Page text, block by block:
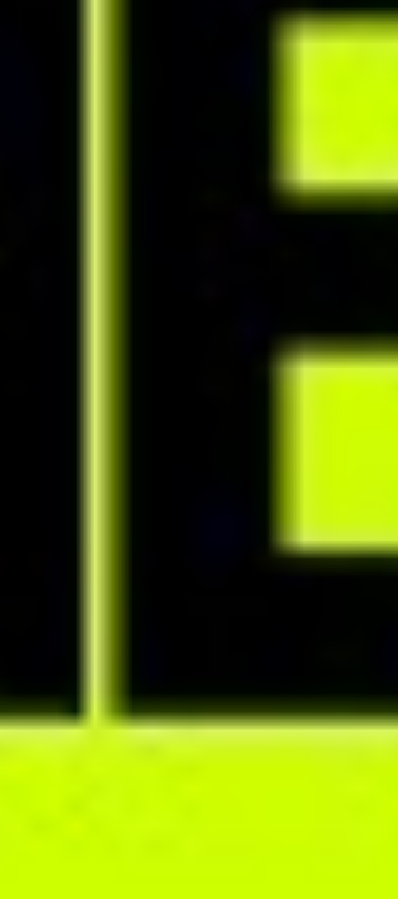
Wykorzystaj interaktywne funkcje aplikacji, żeby zwiększyć
zaangażowanie klientów w proces. Po zakończonej współpracy
zaproponuj klientom dalsze korzystanie z aplikacji i zapewnij sobie
Planuj konsultacje i inne wydarzenia w jednym miejscu, dzięki
wewnętrznemu terminarzowi, który możesz połączyć z kalendarzem
Google.